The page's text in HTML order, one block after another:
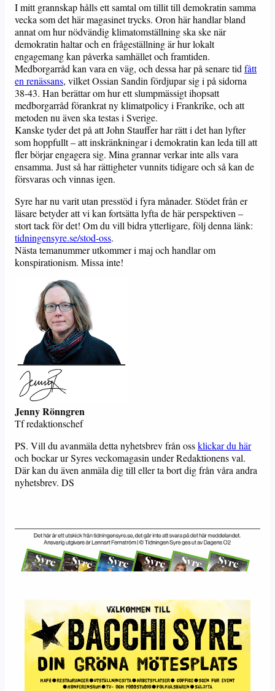
I mitt grannskap hålls ett samtal om tillit till demokratin samma
vecka som det här magasinet trycks. Oron här handlar bland
annat om hur nödvändig klimatomställning ska ske när
demokratin haltar och en frågeställning är hur lokalt
engagemang kan påverka samhället och framtiden.
Medborgarråd kan vara en väg, och dessa har på senare tid fått
en renässans, vilket Ossian Sandin fördjupar sig i på sidorna
38-43. Han berättar om hur ett slumpmässigt ihopsatt
medborgarråd förankrat ny klimatpolicy i Frankrike, och att
metoden nu även ska testas i Sverige.
Kanske tyder det på att John Stauffer har rätt i det han lyfter
som hoppfullt – att inskränkningar i demokratin kan leda till att
fler börjar engagera sig. Mina grannar verkar inte alls vara
ensamma. Just så har rättigheter vunnits tidigare och så kan de
försvaras och vinnas igen.
Syre har nu varit utan presstöd i fyra månader. Stödet från er
läsare betyder att vi kan fortsätta lyfta de här perspektiven –
stort tack för det! Om du vill bidra ytterligare, följ denna länk:
tidningensyre.se/stod-oss.
Nästa temanummer utkommer i maj och handlar om
konspirationism. Missa inte!
Jenny Rönngren
Tf redaktionschef
PS. Vill du avanmäla detta nyhetsbrev från ossklickar du här
och bockar ur Syres veckomagasin under Redaktionens val.
Där kan du även anmäla dig till eller ta bort dig från våra andra
nyhetsbrev. DS